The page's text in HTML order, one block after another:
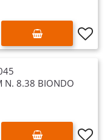
Quantità
N. 8.38 BIONDO
Quantità